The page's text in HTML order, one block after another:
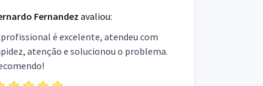
Fernandez avaliou:
é excelente, atendeu com
atenção e solucionou o problema.